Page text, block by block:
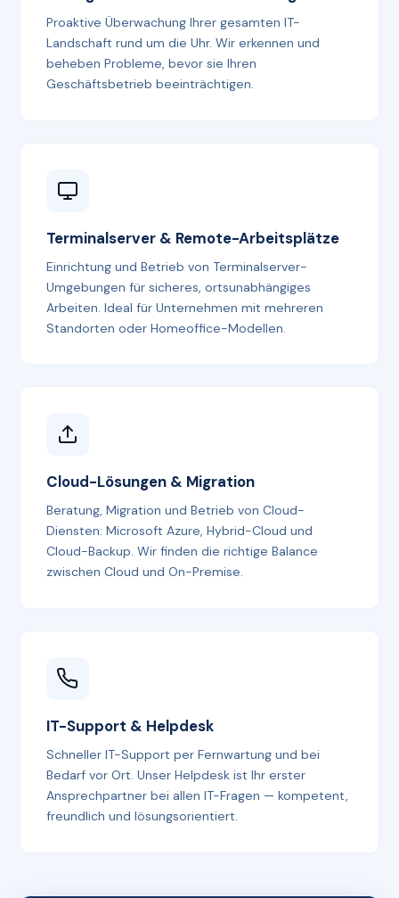
Proaktive Überwachung Ihrer gesamten IT-
Landschaft rund um die Uhr. Wir erkennen und
beheben Probleme, bevor sie Ihren
Geschäftsbetrieb beeinträchtigen.
Terminalserver & Remote-Arbeitsplätze
Einrichtung und Betrieb von Terminalserver-
Umgebungen für sicheres, ortsunabhängiges
Arbeiten. Ideal für Unternehmen mit mehreren
Standorten oder Homeoffice-Modellen.
Cloud-Lösungen & Migration
Beratung, Migration und Betrieb von Cloud-
Diensten: Microsoft Azure, Hybrid-Cloud und
Cloud-Backup. Wir finden die richtige Balance
zwischen Cloud und On-Premise.
IT-Support & Helpdesk
Schneller IT-Support per Fernwartung und bei
Bedarf vor Ort. Unser Helpdesk ist Ihr erster
Ansprechpartner bei allen IT-Fragen — kompetent,
freundlich und lösungsorientiert.